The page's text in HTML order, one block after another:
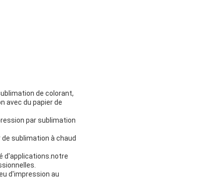
de colorant,
avec du papier de
par sublimation
sublimation à chaud
d'applications.notre
d'impression au